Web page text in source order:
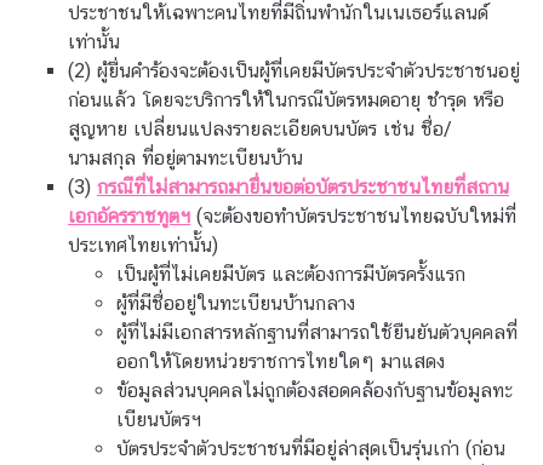
T
H
A
D
U
T
C
ประชาชนให้เฉพาะคนไทยที่มีถิ่นพำนักในเนเธอร์แลนด์
เท่านั้น
(2) ผู้ยื่นคำร้องจะต้องเป็นผู้ที่เคยมีบัตรประจำตัวประชาชนอยู่
ก่อนแล้ว โดยจะบริการให้ในกรณีบัตรหมดอายุ ชำรุด หรือ
สูญหาย เปลี่ยนแปลงรายละเอียดบนบัตร เช่น ชื่อ/
นามสกุล ที่อยู่ตามทะเบียนบ้าน
(3) กรณีที่ไม่สามารถมายื่นขอต่อบัตรประชาชนไทยที่สถาน
เอกอัครราชทูตฯ (จะต้องขอทำบัตรประชาชนไทยฉบับใหม่ที่
ประเทศไทยเท่านั้น)
เป็นผู้ที่ไม่เคยมีบัตร และต้องการมีบัตรครั้งแรก
ผู้ที่มีชื่ออยู่ในทะเบียนบ้านกลาง
ผู้ที่ไม่มีเอกสารหลักฐานที่สามารถใช้ยืนยันตัวบุคคลที่
ออกให้โดยหน่วยราชการไทยใดๆ มาแสดง
ข้อมูลส่วนบุคคลไม่ถูกต้องสอดคล้องกับฐานข้อมูลทะ
เบียนบัตรฯ
บัตรประจำตัวประชาชนที่มีอยู่ล่าสุดเป็นรุ่นเก่า (ก่อน